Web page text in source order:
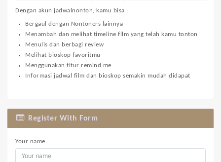
Dengan akun jadwalnonton, kamu bisa :
Bergaul dengan Nontoners lainnya
Menambah dan melihat timeline film yang telah kamu tonton
Menulis dan berbagi review
Melihat bioskop favoritmu
Menggunakan fitur remind me
Informasi jadwal film dan bioskop semakin mudah didapat
Register With Form
Your name